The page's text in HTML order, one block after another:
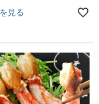
見る